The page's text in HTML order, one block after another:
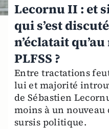
Lecornu II : et
qui s’est
n’éclatait
PLFSS ?
Entre tractations
lui et majorité
de Sébastien
moins à un nouveau
sursis politique.